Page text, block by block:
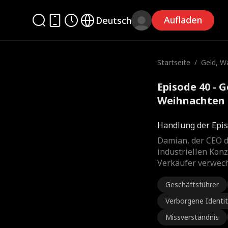
Deutsch Aufladen
Startseite / Geld,
Episode 40 -
Handlung der
Damian, der
industriellen
Verkäufer
Geschäftsführer
Verborgene
Missverständnis